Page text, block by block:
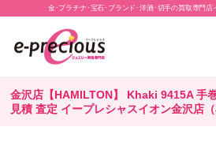
金･プラチナ･宝石･ブランド･洋酒･切手の買取専門
金沢店【HAMILTON】 Khaki 9415A 手
見積 査定 イープレシャスイオン金沢店